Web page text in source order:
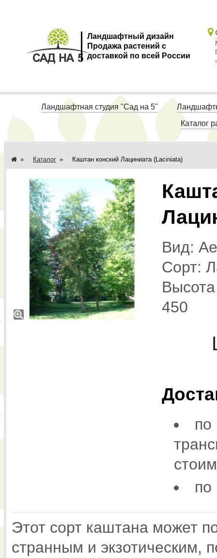
Ландшафтный дизайн
Продажа растений с
доставкой по всей России
Ландшафтная студия "Сад на 5"
Каталог
Каталог Каштан конский Лациниата (Laciniata)
Вид:
Сорт:
450
по
по
Этот сорт каштана может
странным и экзотическим,